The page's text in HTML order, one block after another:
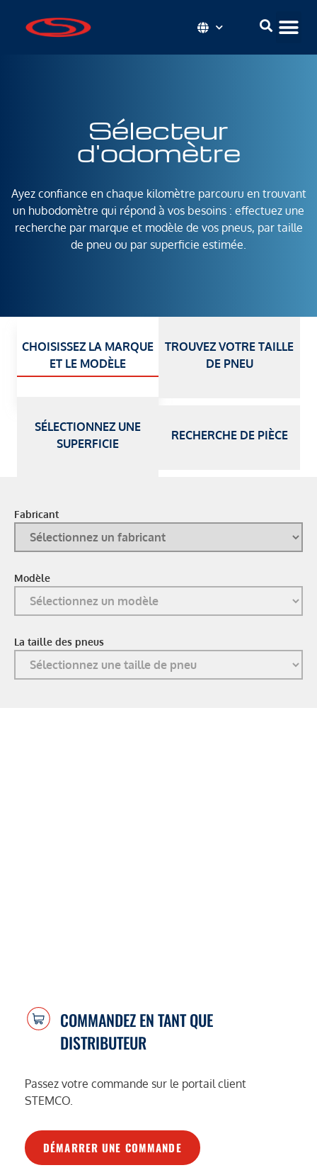
Sélecteur
d'odomètre
Ayez confiance en chaque kilomètre parcouru en trouvant
un hubodomètre qui répond à vos besoins : effectuez une
recherche par marque et modèle de vos pneus, par taille
de pneu ou par superficie estimée.
CHOISISSEZ LA MARQUE
ET LE MODÈLE
TROUVEZ VOTRE TAILLE
DE PNEU
SÉLECTIONNEZ UNE
SUPERFICIE
RECHERCHE DE PIÈCE
Fabricant
Modèle
La taille des pneus
COMMANDEZ EN TANT QUE
DISTRIBUTEUR
Passez votre commande sur le portail client
STEMCO.
DÉMARRER UNE COMMANDE